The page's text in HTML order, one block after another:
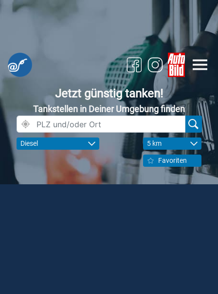
Jetzt günstig tanken!
Tankstellen in Deiner Umgebung finden
Diesel 5 km
Favoriten